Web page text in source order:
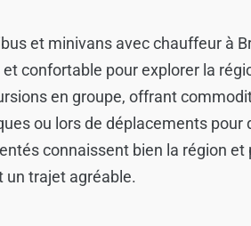
et minivans avec chauffeur à
confortable pour explorer la
en groupe, offrant
ou lors de déplacements
connaissent bien la région
un trajet agréable.